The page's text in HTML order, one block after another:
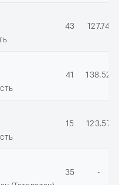
43 127.74
41 138.52
15 123.57
35 -